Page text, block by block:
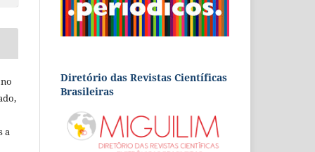
a
Diretório das Revistas Científicas
Brasileiras